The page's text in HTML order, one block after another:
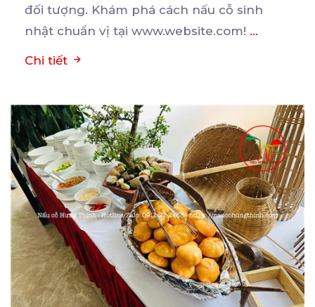
đối tượng. Khám phá cách nấu cỗ sinh
nhật chuẩn vị tại www.website.com! ...
Chi tiết